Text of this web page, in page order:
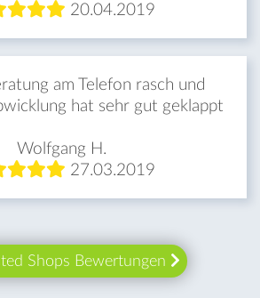
20.04.2019
am Telefon rasch und
hat sehr gut geklappt
Wolfgang H.
27.03.2019
Shops Bewertungen